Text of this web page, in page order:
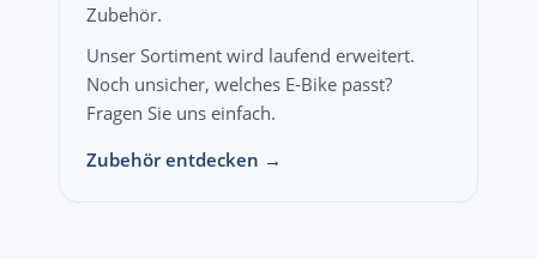
Zubehör.
Unser Sortiment wird laufend erweitert.
Noch unsicher, welches E-Bike passt?
Fragen Sie uns einfach.
Zubehör entdecken →